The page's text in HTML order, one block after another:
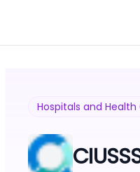
Hospitals and Health